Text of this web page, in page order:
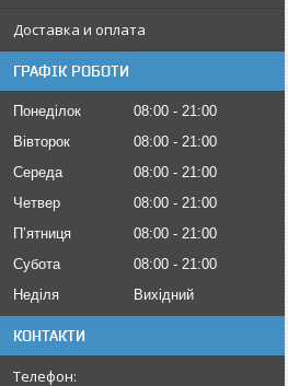
Доставка и оплата
ГРАФІК РОБОТИ
Понеділок 08:00
21:00
Вівторок
08:00
21:00
Середа
08:00
21:00
Четвер
08:00
21:00
Пʼятниця
08:00
21:00
Субота
08:00
21:00
Неділя
Вихідний
КОНТАКТИ